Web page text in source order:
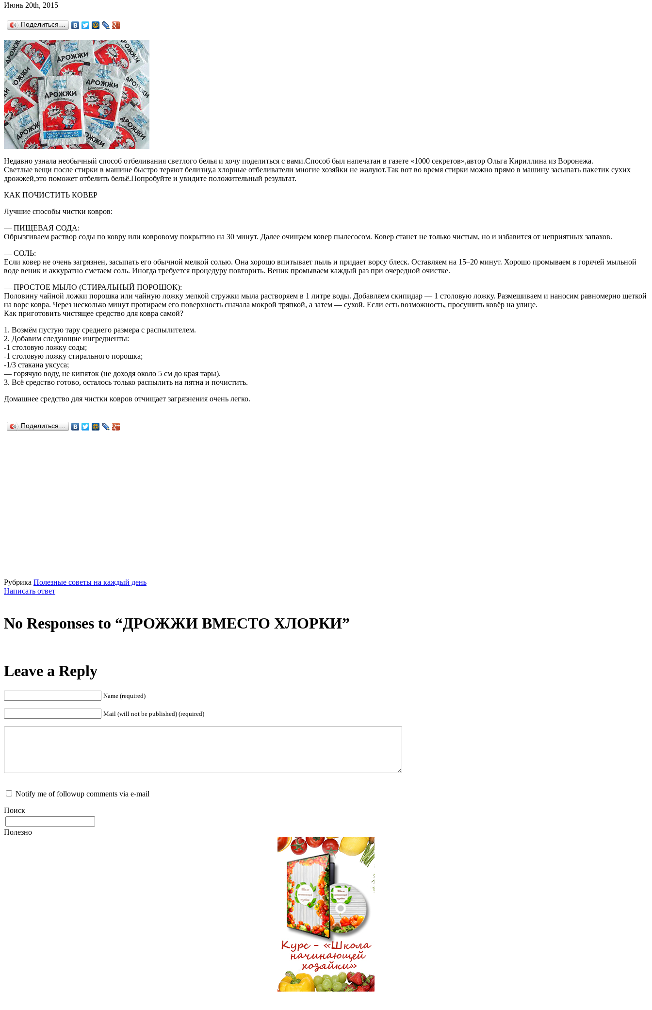
Июнь 20th, 2015
Поделиться…
Недавно узнала необычный способ отбеливания светлого белья и хочу поделиться с вами.Способ был напечатан в газете «1000 секретов»,автор Ольга Кириллина из Воронежа.
Светлые вещи после стирки в машине быстро теряют белизну,а хлорные отбеливатели многие хозяйки не жалуют.Так вот во время стирки можно прямо в машину засыпать пакетик сухих
дрожжей,это поможет отбелить бельё.Попробуйте и увидите положительный результат.
КАК ПОЧИСТИТЬ КОВЕР
Лучшие способы чистки ковров:
— ПИЩЕВАЯ СОДА:
Обрызгиваем раствор соды по ковру или ковровому покрытию на 30 минут. Далее очищаем ковер пылесосом. Ковер станет не только чистым, но и избавится от неприятных запахов.
— СОЛЬ:
Если ковер не очень загрязнен, засыпать его обычной мелкой солью. Она хорошо впитывает пыль и придает ворсу блеск. Оставляем на 15–20 минут. Хорошо промываем в горячей мыльной
воде веник и аккуратно сметаем соль. Иногда требуется процедуру повторить. Веник промываем каждый раз при очередной очистке.
— ПРОСТОЕ МЫЛО (СТИРАЛЬНЫЙ ПОРОШОК):
Половину чайной ложки порошка или чайную ложку мелкой стружки мыла растворяем в 1 литре воды. Добавляем скипидар — 1 столовую ложку. Размешиваем и наносим равномерно щеткой
на ворс ковра. Через несколько минут протираем его поверхность сначала мокрой тряпкой, а затем — сухой. Если есть возможность, просушить ковёр на улице.
Как приготовить чистящее средство для ковра самой?
1. Возмём пустую тару среднего размера с распылителем.
2. Добавим следующие ингредиенты:
-1 столовую ложку соды;
-1 столовую ложку стирального порошка;
-1/3 стакана уксуса;
— горячую воду, не кипяток (не доходя около 5 см до края тары).
3. Всё средство готово, осталось только распылить на пятна и почистить.
Домашнее средство для чистки ковров отчищает загрязнения очень легко.
Поделиться…
Рубрика Полезные советы на каждый день
Написать ответ
No Responses to “ДРОЖЖИ ВМЕСТО ХЛОРКИ”
Leave a Reply
Name (required)
Mail (will not be published) (required)
Notify me of followup comments via e-mail
Поиск
Полезно